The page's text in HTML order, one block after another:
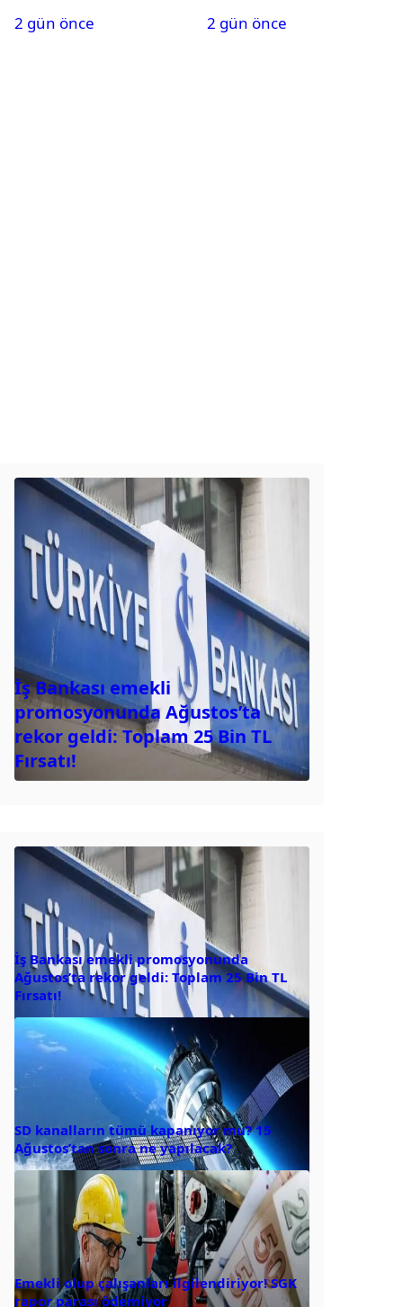
2 gün önce
2 gün önce
İş Bankası emekli
promosyonunda Ağustos’ta
rekor geldi: Toplam 25 Bin TL
Fırsatı!
İş Bankası emekli promosyonunda
Ağustos’ta rekor geldi: Toplam 25 Bin TL
Fırsatı!
SD kanalların tümü kapanıyor mu? 15
Ağustos’tan sonra ne yapılacak?
Emekli olup çalışanları ilgilendiriyor! SGK
rapor parası ödemiyor